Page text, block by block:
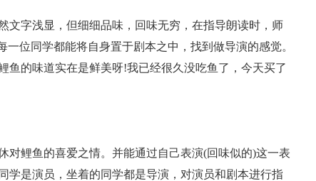
文字浅显，但细细品味，回味无穷，在指导朗读时，师
位同学都能将自身置于剧本之中，找到做导演的感觉。
鱼的味道实在是鲜美呀!我已经很久没吃鱼了，今天买了
对鲤鱼的喜爱之情。并能通过自己表演(回味似的)这一表
学是演员，坐着的同学都是导演，对演员和剧本进行指